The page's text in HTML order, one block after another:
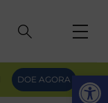
DOE AGORA